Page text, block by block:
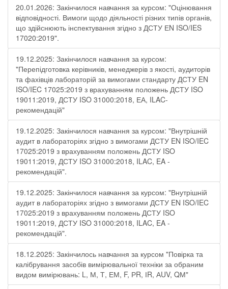
20.01.2026: Закінчилося навчання за курсом: "Оцінювання
відповідності. Вимоги щодо діяльності різних типів органів,
що здійснюють інспектування згідно з ДСТУ ЕN ISO/IES
17020:2019".
19.12.2025: Закінчилося навчання за курсом:
"Перепідготовка керівників, менеджерів з якості, аудиторів
та фахівців лабораторій за вимогами стандарту ДСТУ EN
ISO/IEC 17025:2019 з врахуванням положень ДСТУ ISO
19011:2019, ДСТУ ISO 31000:2018, ЕА, ILAC-
рекомендацій"
19.12.2025: Закінчилося навчання за курсом: "Внутрішній
аудит в лабораторіях згідно з вимогами ДСТУ EN ISO/IEC
17025:2019 з врахуванням положень ДСТУ ISO
19011:2019, ДСТУ ISO 31000:2018, ILAC, EA -
рекомендацій".
19.12.2025: Закінчилося навчання за курсом: "Внутрішній
аудит в лабораторіях згідно з вимогами ДСТУ EN ISO/IEC
17025:2019 з врахуванням положень ДСТУ ISO
19011:2019, ДСТУ ISO 31000:2018, ILAC, EA -
рекомендацій".
18.12.2025: Закінчилось навчання за курсом "Повірка та
калібрування засобів вимірювальної техніки за обраним
видом вимірювань: L, М, Т, ЕМ, F, РR, ІR, АUV, QМ"